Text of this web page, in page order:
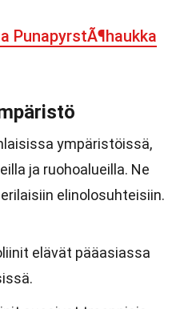
PunapyrstÃ¶haukka
ympäristöissä,
ja ruohoalueilla. Ne
elinolosuhteisiin.
elävät pääasiassa